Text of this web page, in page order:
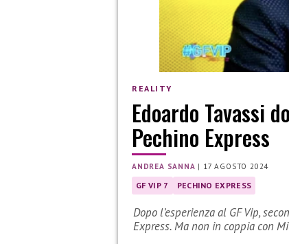
REALITY
Edoardo Tavassi
Pechino Express
ANDREA SANNA | 17 AGOSTO 2024
GF VIP 7 PECHINO EXPRESS
Dopo l’esperienza al GF Vip,
Express. Ma non in coppia con